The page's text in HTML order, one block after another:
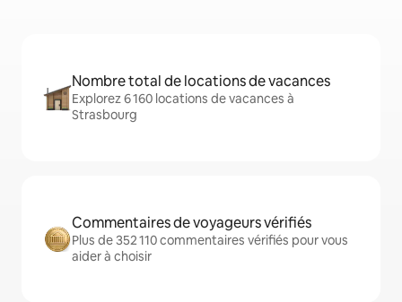
Nombre total de locations de vacances
Explorez 6 160 locations de vacances à
Strasbourg
Commentaires de voyageurs vérifiés
Plus de 352 110 commentaires vérifiés pour vous
aider à choisir